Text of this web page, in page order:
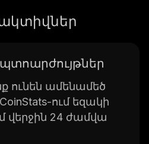
ունեն ամենամեծ
ում եզակի
վերջին 24 ժամվա